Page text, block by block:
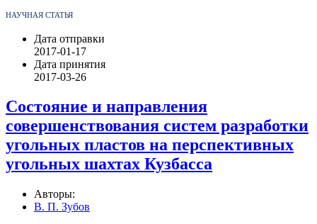
НАУЧНАЯ СТАТЬЯ
Дата отправки
2017-01-17
Дата принятия
2017-03-26
Состояние и направления
совершенствования систем разработки
угольных пластов на перспективных
угольных шахтах Кузбасса
Авторы:
В. П. Зубов